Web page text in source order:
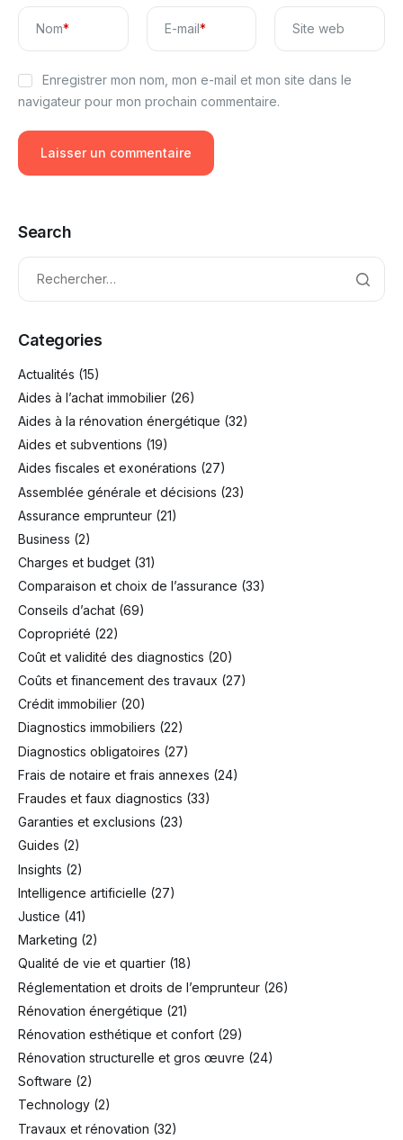
Nom* E-mail* Site web
Enregistrer mon nom, mon e-mail et mon site dans le
navigateur pour mon prochain commentaire.
Search
Categories
Actualités (15)
Aides à l’achat immobilier (26)
Aides à la rénovation énergétique (32)
Aides et subventions (19)
Aides fiscales et exonérations (27)
Assemblée générale et décisions (23)
Assurance emprunteur (21)
Business (2)
Charges et budget (31)
Comparaison et choix de l’assurance (33)
Conseils d’achat (69)
Copropriété (22)
Coût et validité des diagnostics (20)
Coûts et financement des travaux (27)
Crédit immobilier (20)
Diagnostics immobiliers (22)
Diagnostics obligatoires (27)
Frais de notaire et frais annexes (24)
Fraudes et faux diagnostics (33)
Garanties et exclusions (23)
Guides (2)
Insights (2)
Intelligence artificielle (27)
Justice (41)
Marketing (2)
Qualité de vie et quartier (18)
Réglementation et droits de l’emprunteur (26)
Rénovation énergétique (21)
Rénovation esthétique et confort (29)
Rénovation structurelle et gros œuvre (24)
Software (2)
Technology (2)
Travaux et rénovation (32)